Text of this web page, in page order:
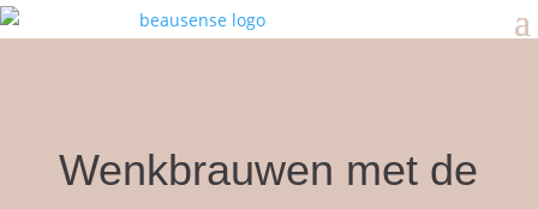
Wenkbrauwen met de